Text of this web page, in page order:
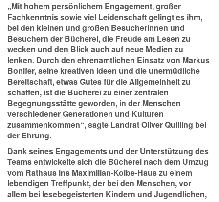
„Mit hohem persönlichem Engagement, großer
Fachkenntnis sowie viel Leidenschaft gelingt es ihm,
bei den kleinen und großen Besucherinnen und
Besuchern der Bücherei, die Freude am Lesen zu
wecken und den Blick auch auf neue Medien zu
lenken. Durch den ehrenamtlichen Einsatz von Markus
Bonifer, seine kreativen Ideen und die unermüdliche
Bereitschaft, etwas Gutes für die Allgemeinheit zu
schaffen, ist die Bücherei zu einer zentralen
Begegnungsstätte geworden, in der Menschen
verschiedener Generationen und Kulturen
zusammenkommen“, sagte Landrat Oliver Quilling bei
der Ehrung.
Dank seines Engagements und der Unterstützung des
Teams entwickelte sich die Bücherei nach dem Umzug
vom Rathaus ins Maximilian-Kolbe-Haus zu einem
lebendigen Treffpunkt, der bei den Menschen, vor
allem bei lesebegeisterten Kindern und Jugendlichen,